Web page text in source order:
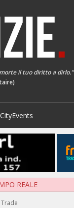
il tuo diritto a dirlo.”
CityEvents
REALE